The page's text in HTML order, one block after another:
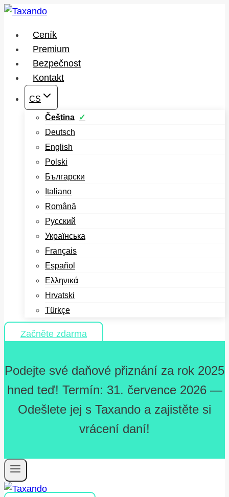
Přeskočit
obsah
Ceník
Premium
Bezpečnost
Kontakt
CS
Čeština
Deutsch
English
Polski
Български
Italiano
Română
Русский
Українська
Français
Español
Ελληνικά
Hrvatski
Türkçe
Začněte zdarma
Podejte své daňové přiznání za rok 2025
hned teď! Termín: 31. července 2026 —
Odešlete jej s Taxando a zajistěte si
vrácení daní!